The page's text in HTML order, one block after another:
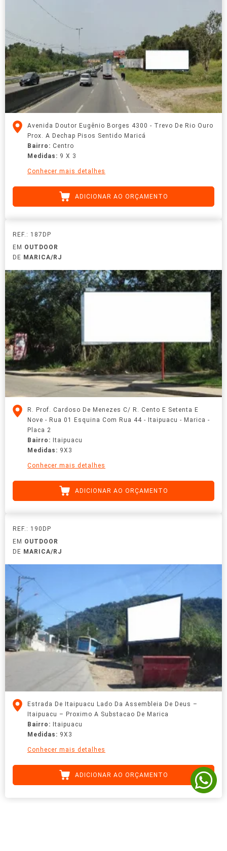
Avenida Doutor Eugênio Borges 4300 - Trevo De Rio Ouro
Prox. A Dechap Pisos Sentido Maricá
Bairro: Centro
Medidas: 9 X 3
Conhecer mais detalhes
ADICIONAR AO ORÇAMENTO
REF.: 187DP
EM OUTDOOR
DE MARICA/RJ
R. Prof. Cardoso De Menezes C/ R. Cento E Setenta E
Nove - Rua 01 Esquina Com Rua 44 - Itaipuacu - Marica -
Placa 2
Bairro: Itaipuacu
Medidas: 9X3
Conhecer mais detalhes
ADICIONAR AO ORÇAMENTO
REF.: 190DP
EM OUTDOOR
DE MARICA/RJ
Estrada De Itaipuacu Lado Da Assembleia De Deus –
Itaipuacu – Proximo A Substacao De Marica
Bairro: Itaipuacu
Medidas: 9X3
Conhecer mais detalhes
ADICIONAR AO ORÇAMENTO